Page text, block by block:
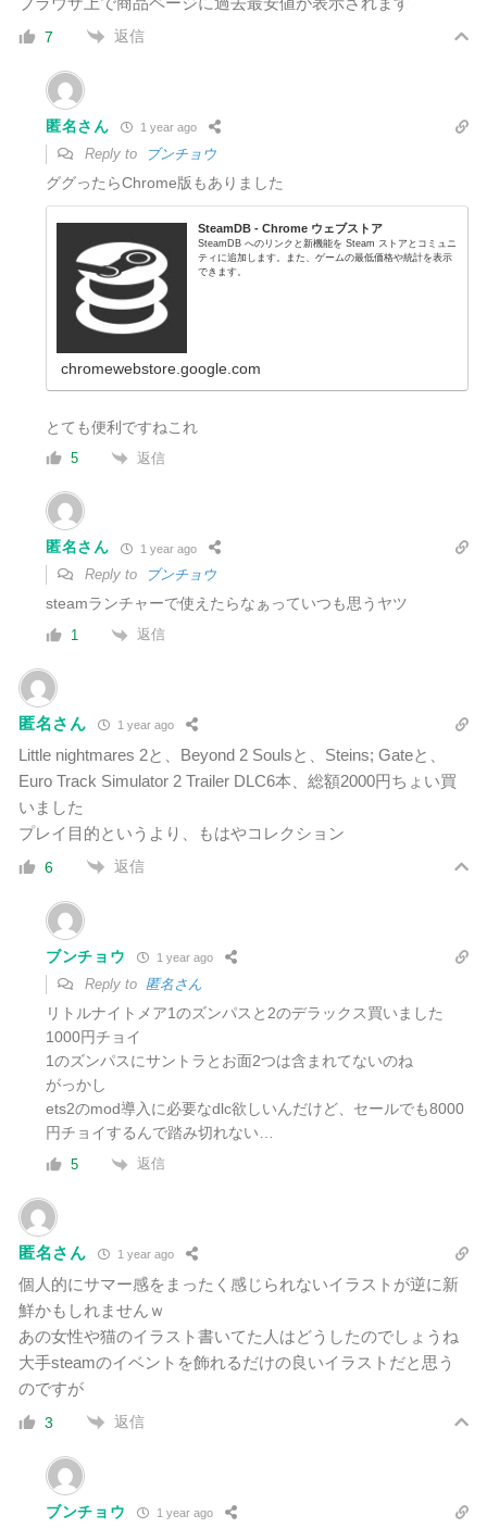
7 返信
匿名さん 1 year ago
Reply to ブンチョウ
ググったらChrome版もありました
SteamDB - Chrome ウェブストア
SteamDB へのリンクと新機能を Steam ストアとコミュニ
ティに追加します。また、ゲームの最低価格や統計を表示
できます。
chromewebstore.google.com
とても便利ですねこれ
5 返信
匿名さん 1 year ago
Reply to ブンチョウ
steamランチャーで使えたらなぁっていつも思うヤツ
1 返信
匿名さん 1 year ago
Little nightmares 2と、Beyond 2 Soulsと、Steins; Gateと、
Euro Track Simulator 2 Trailer DLC6本、総額2000円ちょい買
いました
プレイ目的というより、もはやコレクション
6 返信
ブンチョウ 1 year ago
Reply to 匿名さん
リトルナイトメア1のズンパスと2のデラックス買いました
1000円チョイ
1のズンパスにサントラとお面2つは含まれてないのね
がっかし
ets2のmod導入に必要なdlc欲しいんだけど、セールでも8000
円チョイするんで踏み切れない…
5 返信
匿名さん 1 year ago
個人的にサマー感をまったく感じられないイラストが逆に新
鮮かもしれませんｗ
あの女性や猫のイラスト書いてた人はどうしたのでしょうね
大手steamのイベントを飾れるだけの良いイラストだと思う
のですが
3 返信
ブンチョウ 1 year ago